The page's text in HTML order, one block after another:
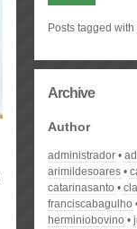
Posts tagged with
Archive
Author
administrador
arimildesoares
catarinasanto
franciscabagulho
herminiobovino